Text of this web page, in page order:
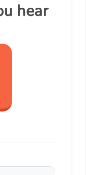
hear